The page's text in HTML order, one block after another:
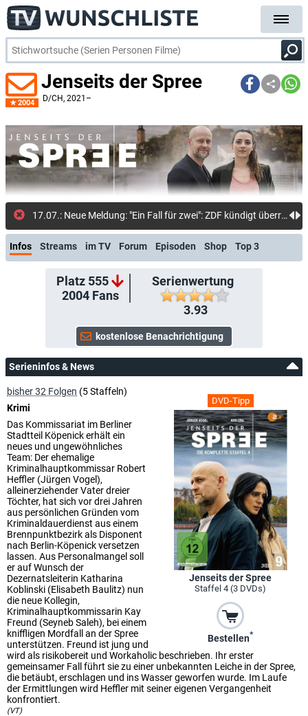
2004
Jenseits der Spree
D/CH, 2021–
17.07.: Neue Meldung: "Ein Fall für zwei": ZDF kündigt überraschend das Serienaus des Kultkrimis an: Reihe der Freitagskrimis weiter ausgedünnt
Infos Streams im TV Forum Episoden Shop Top 3
Platz 555
2004Fans
Serienwertung
3.93
Serieninfos & News
DVD-Tipp
Jenseits der Spree
Staffel 4 (3 DVDs)
Bestellen*
bisher 32 Folgen (5 Staffeln)
Krimi
Das Kommissariat im Berliner
Stadtteil Köpenick erhält ein
neues und ungewöhnliches
Team: Der ehemalige
Kriminalhauptkommissar Robert
Heffler (Jürgen Vogel),
alleinerziehender Vater dreier
Töchter, hat sich vor drei Jahren
aus persönlichen Gründen vom
Kriminaldauerdienst aus einem
Brennpunktbezirk als Disponent
nach Berlin-Köpenick versetzen
lassen. Aus Personalmangel soll
er auf Wunsch der
Dezernatsleiterin Katharina
Koblinski (Elisabeth Baulitz) nun
die neue Kollegin,
Kriminalhauptkommissarin Kay
Freund (Seyneb Saleh), bei einem
kniffligen Mordfall an der Spree
unterstützen. Freund ist jung und
wird als risikobereit und Workaholic beschrieben. Ihr erster
gemeinsamer Fall führt sie zu einer unbekannten Leiche in der Spree,
die betäubt, erschlagen und ins Wasser geworfen wurde. Im Laufe
der Ermittlungen wird Heffler mit seiner eigenen Vergangenheit
konfrontiert.
(VT)